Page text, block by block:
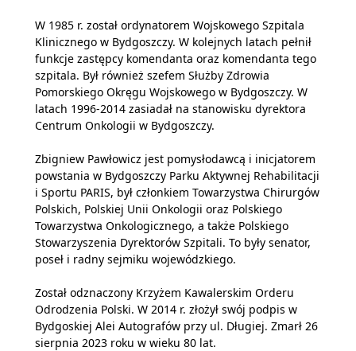
W 1985 r. został ordynatorem Wojskowego Szpitala
Klinicznego w Bydgoszczy. W kolejnych latach pełnił
funkcje zastępcy komendanta oraz komendanta tego
szpitala. Był również szefem Służby Zdrowia
Pomorskiego Okręgu Wojskowego w Bydgoszczy. W
latach 1996-2014 zasiadał na stanowisku dyrektora
Centrum Onkologii w Bydgoszczy.
Zbigniew Pawłowicz jest pomysłodawcą i inicjatorem
powstania w Bydgoszczy Parku Aktywnej Rehabilitacji
i Sportu PARIS, był członkiem Towarzystwa Chirurgów
Polskich, Polskiej Unii Onkologii oraz Polskiego
Towarzystwa Onkologicznego, a także Polskiego
Stowarzyszenia Dyrektorów Szpitali. To były senator,
poseł i radny sejmiku wojewódzkiego.
Został odznaczony Krzyżem Kawalerskim Orderu
Odrodzenia Polski. W 2014 r. złożył swój podpis w
Bydgoskiej Alei Autografów przy ul. Długiej. Zmarł 26
sierpnia 2023 roku w wieku 80 lat.